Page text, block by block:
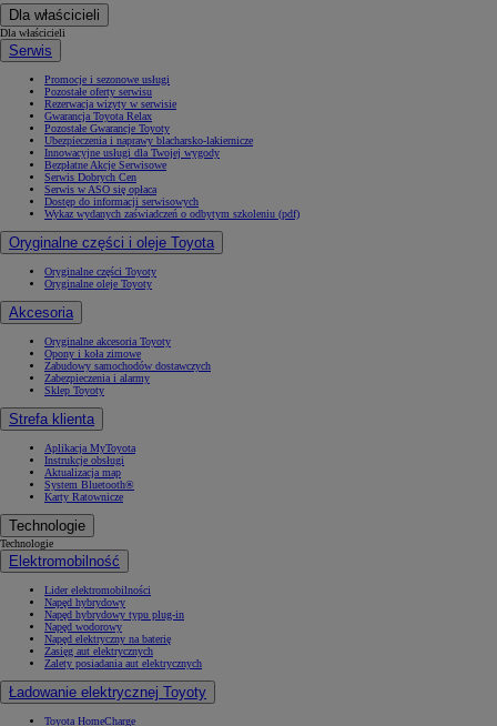
Dla właścicieli
Dla właścicieli
Serwis
Promocje i sezonowe usługi
Pozostałe oferty serwisu
Rezerwacja wizyty w serwisie
Gwarancja Toyota Relax
Pozostałe Gwarancje Toyoty
Ubezpieczenia i naprawy blacharsko-lakiernicze
Innowacyjne usługi dla Twojej wygody
Bezpłatne Akcje Serwisowe
Serwis Dobrych Cen
Serwis w ASO się opłaca
Dostęp do informacji serwisowych
Wykaz wydanych zaświadczeń o odbytym szkoleniu (pdf)
Oryginalne części i oleje Toyota
Oryginalne części Toyoty
Oryginalne oleje Toyoty
Akcesoria
Oryginalne akcesoria Toyoty
Opony i koła zimowe
Zabudowy samochodów dostawczych
Zabezpieczenia i alarmy
Sklep Toyoty
Strefa klienta
Aplikacja MyToyota
Instrukcje obsługi
Aktualizacja map
System Bluetooth®
Karty Ratownicze
Technologie
Technologie
Elektromobilność
Lider elektromobilności
Napęd hybrydowy
Napęd hybrydowy typu plug-in
Napęd wodorowy
Napęd elektryczny na baterię
Zasięg aut elektrycznych
Zalety posiadania aut elektrycznych
Ładowanie elektrycznej Toyoty
Toyota HomeCharge